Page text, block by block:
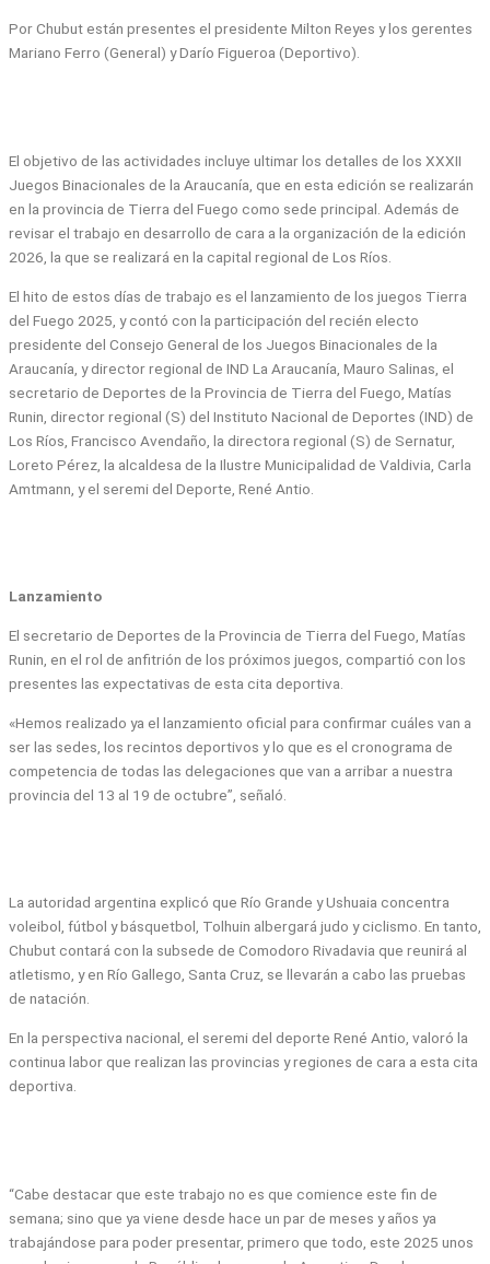
Por Chubut están presentes el presidente Milton Reyes y los gerentes
Mariano Ferro (General) y Darío Figueroa (Deportivo).
El objetivo de las actividades incluye ultimar los detalles de los XXXII
Juegos Binacionales de la Araucanía, que en esta edición se realizarán
en la provincia de Tierra del Fuego como sede principal. Además de
revisar el trabajo en desarrollo de cara a la organización de la edición
2026, la que se realizará en la capital regional de Los Ríos.
El hito de estos días de trabajo es el lanzamiento de los juegos Tierra
del Fuego 2025, y contó con la participación del recién electo
presidente del Consejo General de los Juegos Binacionales de la
Araucanía, y director regional de IND La Araucanía, Mauro Salinas, el
secretario de Deportes de la Provincia de Tierra del Fuego, Matías
Runin, director regional (S) del Instituto Nacional de Deportes (IND) de
Los Ríos, Francisco Avendaño, la directora regional (S) de Sernatur,
Loreto Pérez, la alcaldesa de la Ilustre Municipalidad de Valdivia, Carla
Amtmann, y el seremi del Deporte, René Antio.
Lanzamiento
El secretario de Deportes de la Provincia de Tierra del Fuego, Matías
Runin, en el rol de anfitrión de los próximos juegos, compartió con los
presentes las expectativas de esta cita deportiva.
«Hemos realizado ya el lanzamiento oficial para confirmar cuáles van a
ser las sedes, los recintos deportivos y lo que es el cronograma de
competencia de todas las delegaciones que van a arribar a nuestra
provincia del 13 al 19 de octubre”, señaló.
La autoridad argentina explicó que Río Grande y Ushuaia concentra
voleibol, fútbol y básquetbol, Tolhuin albergará judo y ciclismo. En tanto,
Chubut contará con la subsede de Comodoro Rivadavia que reunirá al
atletismo, y en Río Gallego, Santa Cruz, se llevarán a cabo las pruebas
de natación.
En la perspectiva nacional, el seremi del deporte René Antio, valoró la
continua labor que realizan las provincias y regiones de cara a esta cita
deportiva.
“Cabe destacar que este trabajo no es que comience este fin de
semana; sino que ya viene desde hace un par de meses y años ya
trabajándose para poder presentar, primero que todo, este 2025 unos